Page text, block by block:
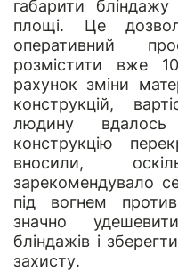
габарити
площі. Це
оперативний
розмістити вже
рахунок зміни
конструкцій,
людину
конструкцію
вносили,
зарекомендувало
під вогнем
значно
бліндажів і
захисту.